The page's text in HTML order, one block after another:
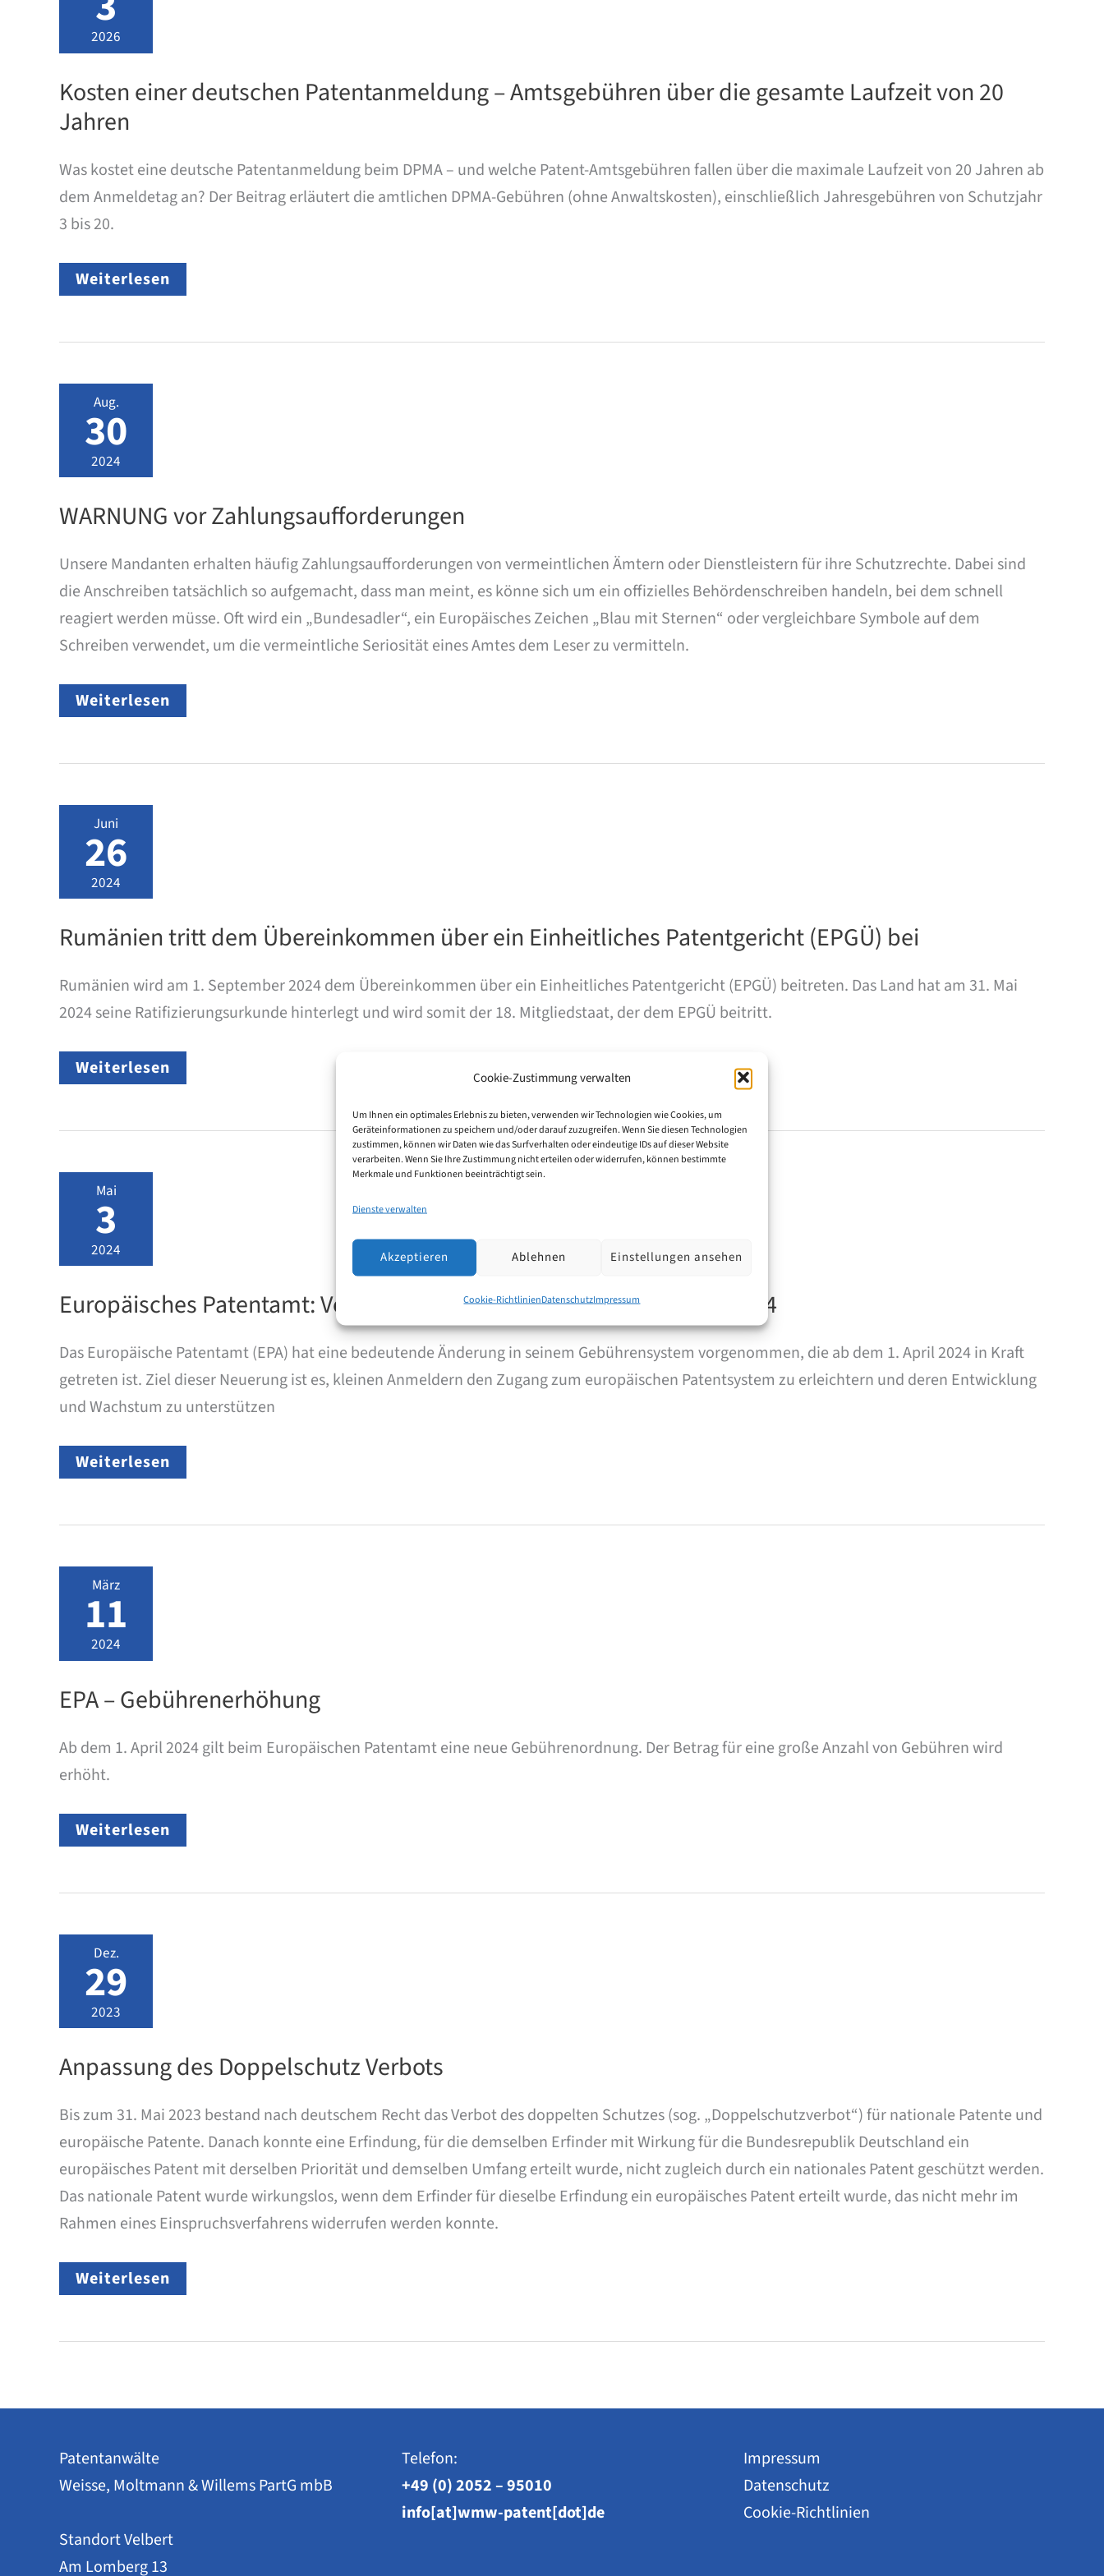
Cookie-Zustimmung verwalten
Um Ihnen ein optimales Erlebnis zu bieten, verwenden wir Technologien wie Cookies, um
Geräteinformationen zu speichern und/oder darauf zuzugreifen. Wenn Sie diesen Technologien
zustimmen, können wir Daten wie das Surfverhalten oder eindeutige IDs auf dieser Website
verarbeiten. Wenn Sie Ihre Zustimmung nicht erteilen oder widerrufen, können bestimmte
Merkmale und Funktionen beeinträchtigt sein.
Dienste verwalten
Akzeptieren Ablehnen Einstellungen ansehen
Cookie-RichtlinienDatenschutzImpressum
2026
Kosten einer deutschen Patentanmeldung – Amtsgebühren über die gesamte Laufzeit von 20
Jahren
Was kostet eine deutsche Patentanmeldung beim DPMA – und welche Patent-Amtsgebühren fallen über die maximale Laufzeit von 20 Jahren ab
dem Anmeldetag an? Der Beitrag erläutert die amtlichen DPMA-Gebühren (ohne Anwaltskosten), einschließlich Jahresgebühren von Schutzjahr
3 bis 20.
Kosten
einer
–
die
gesamte
Laufzeit
von
20
Jahren
Weiterlesen
Aug.
30
2024
WARNUNG vor Zahlungsaufforderungen
Unsere Mandanten erhalten häufig Zahlungsaufforderungen von vermeintlichen Ämtern oder Dienstleistern für ihre Schutzrechte. Dabei sind
die Anschreiben tatsächlich so aufgemacht, dass man meint, es könne sich um ein offizielles Behördenschreiben handeln, bei dem schnell
reagiert werden müsse. Oft wird ein „Bundesadler“, ein Europäisches Zeichen „Blau mit Sternen“ oder vergleichbare Symbole auf dem
Schreiben verwendet, um die vermeintliche Seriosität eines Amtes dem Leser zu vermitteln.
WARNUNG
vor
Weiterlesen
Juni
26
2024
Rumänien tritt dem Übereinkommen über ein Einheitliches Patentgericht (EPGÜ) bei
Rumänien wird am 1. September 2024 dem Übereinkommen über ein Einheitliches Patentgericht (EPGÜ) beitreten. Das Land hat am 31. Mai
2024 seine Ratifizierungsurkunde hinterlegt und wird somit der 18. Mitgliedstaat, der dem EPGÜ beitritt.
Rumänien
tritt
über
Patentgericht
(EPGÜ)
bei
Weiterlesen
Mai
3
2024
Europäisches Patentamt: Vereinfachtes Gebührensystem ab April 2024
Das Europäische Patentamt (EPA) hat eine bedeutende Änderung in seinem Gebührensystem vorgenommen, die ab dem 1. April 2024 in Kraft
getreten ist. Ziel dieser Neuerung ist es, kleinen Anmeldern den Zugang zum europäischen Patentsystem zu erleichtern und deren Entwicklung
und Wachstum zu unterstützen
Europäisches
Patentamt:
ab
Weiterlesen
März
11
2024
EPA – Gebührenerhöhung
Ab dem 1. April 2024 gilt beim Europäischen Patentamt eine neue Gebührenordnung. Der Betrag für eine große Anzahl von Gebühren wird
erhöht.
EPA
–
Weiterlesen
Dez.
29
2023
Anpassung des Doppelschutz Verbots
Bis zum 31. Mai 2023 bestand nach deutschem Recht das Verbot des doppelten Schutzes (sog. „Doppelschutzverbot“) für nationale Patente und
europäische Patente. Danach konnte eine Erfindung, für die demselben Erfinder mit Wirkung für die Bundesrepublik Deutschland ein
europäisches Patent mit derselben Priorität und demselben Umfang erteilt wurde, nicht zugleich durch ein nationales Patent geschützt werden.
Das nationale Patent wurde wirkungslos, wenn dem Erfinder für dieselbe Erfindung ein europäisches Patent erteilt wurde, das nicht mehr im
Rahmen eines Einspruchsverfahrens widerrufen werden konnte.
Anpassung
des
Weiterlesen
Patentanwälte
Weisse, Moltmann & Willems PartG mbB
Standort Velbert
Am Lomberg 13
Telefon:
+49 (0) 2052 – 95010
info[at]wmw-patent[dot]de
Impressum
Datenschutz
Cookie-Richtlinien